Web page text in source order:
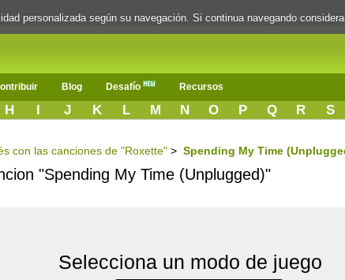
Blog Desafío Recursos
H I J K L M N O P Q R S
con las canciones de "Roxette" > Spending My Time
"Spending My Time (Unplugged)"
Selecciona un modo de juego
personalizada según su navegación. Si continua navegando